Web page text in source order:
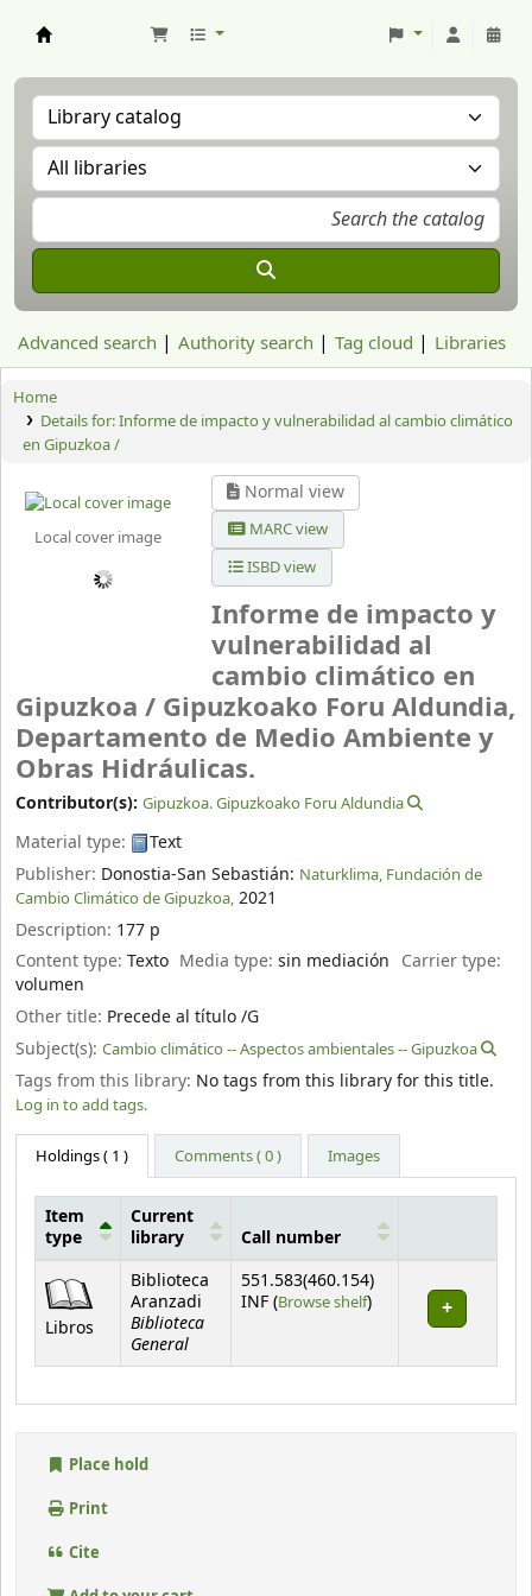
Advanced search Authority search Tag cloud Libraries
Home
Details for:Informe de impacto y vulnerabilidad al cambio climático
en Gipuzkoa /
Local cover image
Normal view
MARC view
ISBD view
Informe de impacto y
vulnerabilidad al
cambio climático en
Gipuzkoa / Gipuzkoako Foru Aldundia,
Departamento de Medio Ambiente y
Obras Hidráulicas.
Contributor(s): Gipuzkoa. Gipuzkoako Foru Aldundia
Material type:
Text
Publisher: Donostia-San Sebastián: Naturklima, Fundación de
Cambio Climático de Gipuzkoa, 2021
Description: 177 p
Content type: Texto Media type:sin mediación Carrier type:
volumen
Other title: Precede al título /G
Subject(s): Cambio climático -- Aspectos ambientales -- Gipuzkoa
Tags from this library: No tags from this library for this title.
Log in to add tags.
Holdings( 1 ) Comments ( 0 ) Images
Item
type
Current
library
Call number
Libros
Biblioteca
Aranzadi
Biblioteca
General
551.583(460.154)
INF (Browse shelf(Opens below)
)
Place hold
Print
Cite